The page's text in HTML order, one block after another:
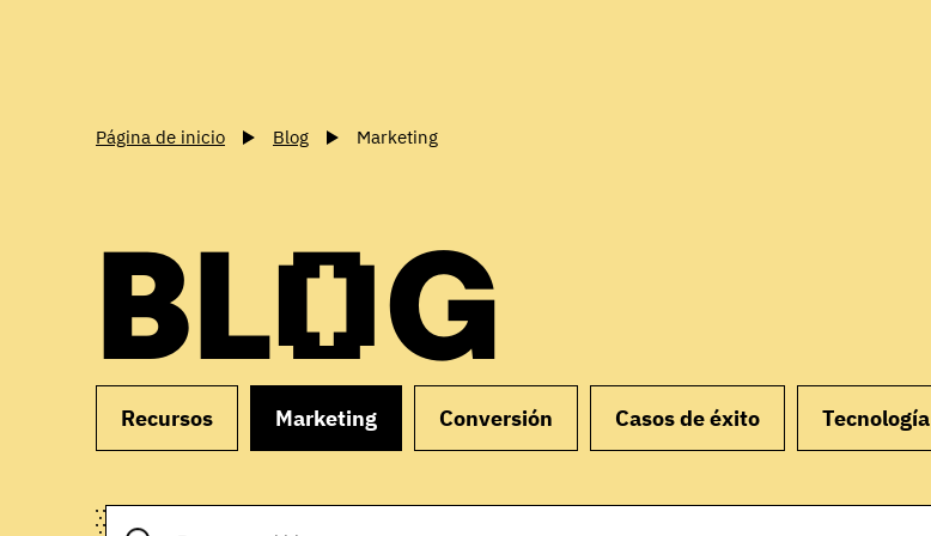
Página de inicio Blog Marketing
BLOG
Recursos Marketing Conversión Casos de éxito Tecnología